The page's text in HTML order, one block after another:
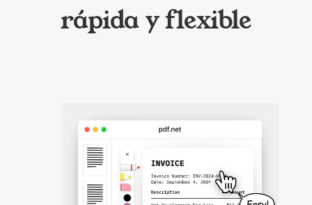
rápida y flexible